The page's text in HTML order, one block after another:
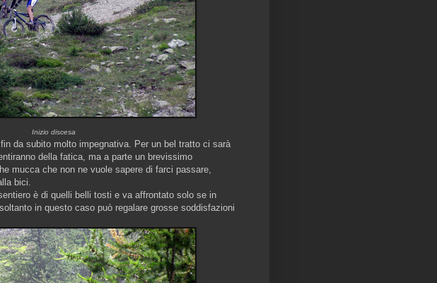
Inizio discesa
da subito molto impegnativa. Per un bel tratto ci sarà
della fatica, ma a parte un brevissimo
mucca che non ne vuole sapere di farci passare,
bici.
è di quelli belli tosti e va affrontato solo se in
in questo caso può regalare grosse soddisfazioni